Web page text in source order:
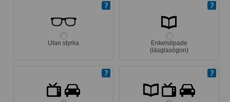
Utan styrka
Enkelslipade
(läsglasögon)